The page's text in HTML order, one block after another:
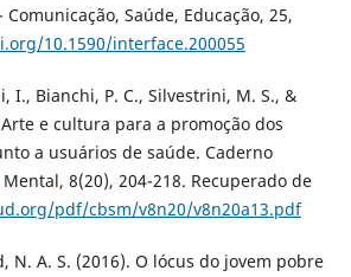
Saúde, Educação, 25,
10.1590/interface.200055
I., Bianchi, P. C., Silvestrini, M. S., &
e cultura para a promoção dos
a usuários de saúde. Caderno
8(20), 204-218. Recuperado de
pdf/cbsm/v8n20/v8n20a13.pdf
N. A. S. (2016). O lócus do jovem pobre